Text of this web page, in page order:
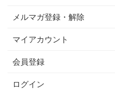
メルマガ登録・解除
マイアカウント
会員登録
ログイン